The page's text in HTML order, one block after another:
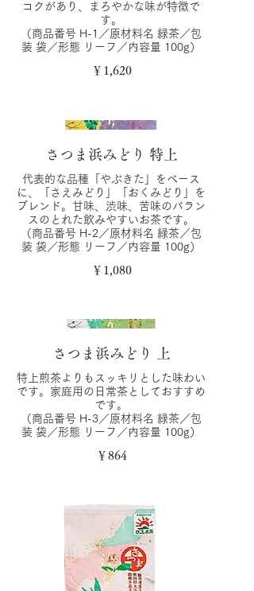
コクがあり、まろやかな味が特徴で
す。
（商品番号 H-1／原材料名 緑茶／包
装 袋／形態 リーフ／内容量 100g）
￥1,620
さつま浜みどり 特上
代表的な品種「やぶきた」をベース
に、「さえみどり」「おくみどり」を
ブレンド。甘味、渋味、苦味のバラン
スのとれた飲みやすいお茶です。
（商品番号 H-2／原材料名 緑茶／包
装 袋／形態 リーフ／内容量 100g）
￥1,080
さつま浜みどり 上
特上煎茶よりもスッキリとした味わい
です。家庭用の日常茶としておすすめ
です。
（商品番号 H-3／原材料名 緑茶／包
装 袋／形態 リーフ／内容量 100g）
￥864